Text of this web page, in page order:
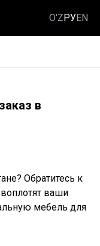
O'ZРУEN
в
Обратитесь к
ваши
мебель для